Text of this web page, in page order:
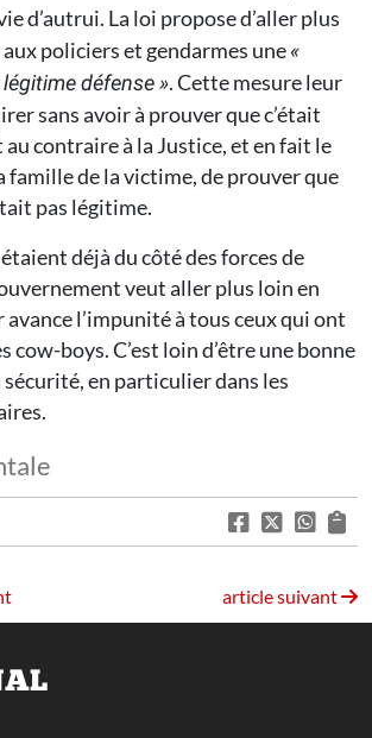
d’autrui. La loi propose d’aller plus
aux policiers et gendarmes une«
défense ». Cette mesure leur
sans avoir à prouver que c’était
contraire à la Justice, et en fait le
famille de la victime, de prouver que
pas légitime.
étaient déjà du côté des forces de
veut aller plus loin en
l’impunité à tous ceux qui ont
cow-boys. C’est loin d’être une bonne
en particulier dans les
article suivant